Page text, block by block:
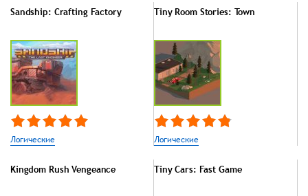
Sandship: Crafting Factory
Логические
Tiny Room Stories: Town
Логические
Kingdom Rush Vengeance Tiny Cars: Fast Game